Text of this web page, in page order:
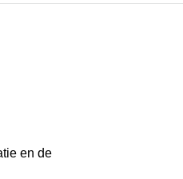
en de